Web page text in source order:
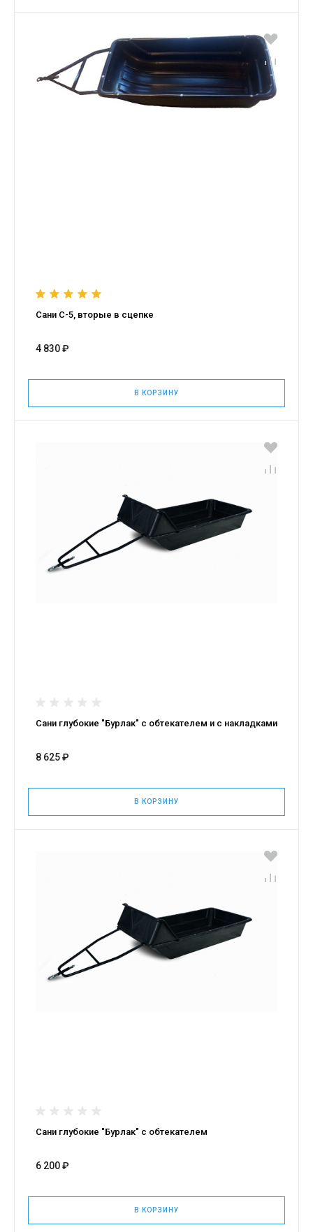
Сани С-5, вторые в сцепке
4 830 ₽
В КОРЗИНУ
Сани глубокие "Бурлак" с обтекателем и с накладками
8 625 ₽
В КОРЗИНУ
Сани глубокие "Бурлак" с обтекателем
6 200 ₽
В КОРЗИНУ